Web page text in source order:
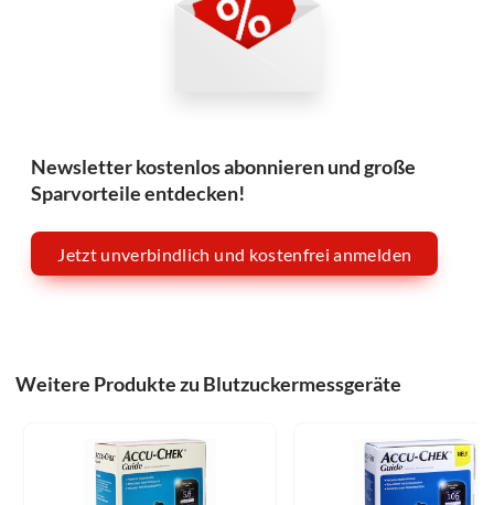
Newsletter kostenlos abonnieren und große
Sparvorteile entdecken!
Jetzt unverbindlich und kostenfrei anmelden
Weitere Produkte zu Blutzuckermessgeräte